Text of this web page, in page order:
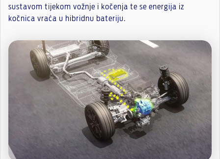
sustavom tijekom vožnje i kočenja te se energija iz
kočnica vraća u hibridnu bateriju.